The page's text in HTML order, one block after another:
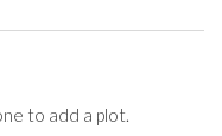
to add a plot.